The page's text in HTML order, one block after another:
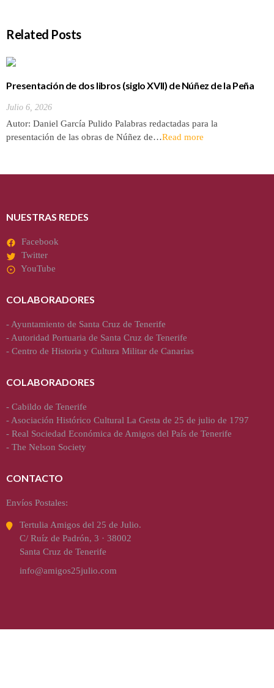
Related Posts
Presentación de dos libros (siglo XVII) de Núñez de la Peña
Julio 6, 2026
Autor: Daniel García Pulido Palabras redactadas para la
presentación de las obras de Núñez de…Read more
NUESTRAS REDES
Facebook
Twitter
YouTube
COLABORADORES
- Ayuntamiento de Santa Cruz de Tenerife
- Autoridad Portuaria de Santa Cruz de Tenerife
- Centro de Historia y Cultura Militar de Canarias
COLABORADORES
- Cabildo de Tenerife
- Asociación Histórico Cultural La Gesta de 25 de julio de 1797
- Real Sociedad Económica de Amigos del País de Tenerife
- The Nelson Society
CONTACTO
Envíos Postales:
Tertulia Amigos del 25 de Julio.
C/ Ruíz de Padrón, 3 · 38002
Santa Cruz de Tenerife
info@amigos25julio.com